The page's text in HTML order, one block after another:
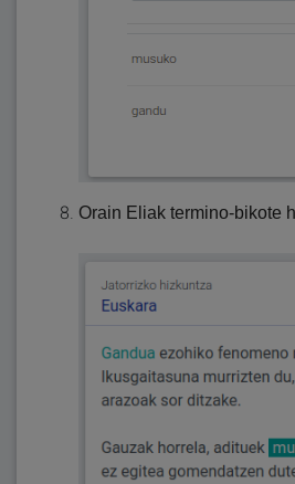
Orain Eliak termino-bikote